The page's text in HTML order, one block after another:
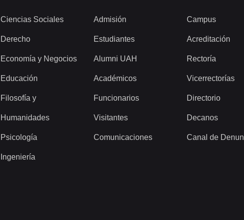
Ciencias Sociales
Derecho
Economía y Negocios
Educación
Filosofía y
Humanidades
Psicología
Ingeniería
Admisión
Estudiantes
Alumni UAH
Académicos
Funcionarios
Visitantes
Comunicaciones
Campus
Acreditación
Rectoría
Vicerrectorías
Directorio
Decanos
Canal de